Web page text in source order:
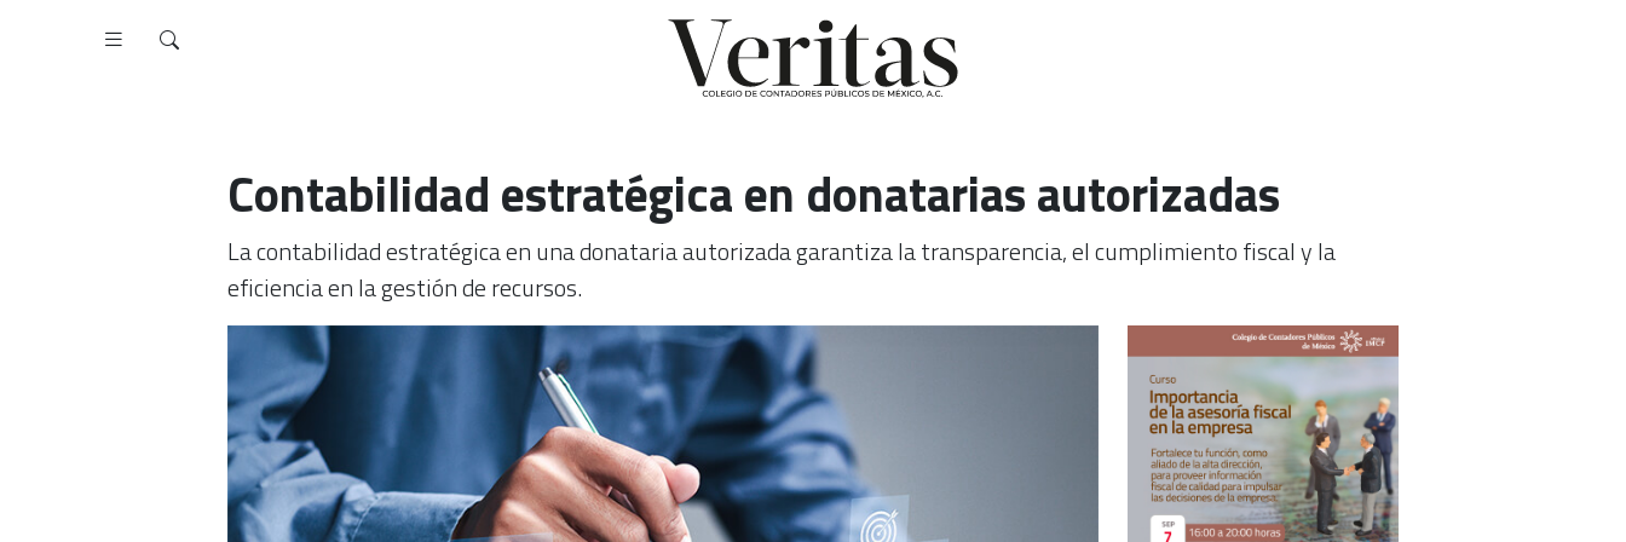
Contabilidad estratégica en donatarias autorizadas
La contabilidad estratégica en una donataria autorizada garantiza la transparencia, el cumplimiento fiscal y la
eficiencia en la gestión de recursos.